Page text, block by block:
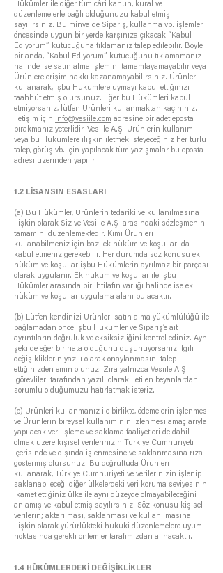
Hükümler ile diğer tüm câri kanun, kural ve
düzenlemelerle bağlı olduğunuzu kabul etmiş
sayılırsınız. Bu minvalde Sipariş, kullanma vb. işlemler
öncesinde uygun bir yerde karşınıza çıkacak “Kabul
Ediyorum” kutucuğuna tıklamanız talep edilebilir. Böyle
bir anda, “Kabul Ediyorum” kutucuğunu tıklamamanız
halinde ise satın alma işlemini tamamlayamayabilir veya
Ürünlere erişim hakkı kazanamayabilirsiniz. Ürünleri
kullanarak, işbu Hükümlere uymayı kabul ettiğinizi
taahhüt etmiş olursunuz. Eğer bu Hükümleri kabul
etmiyorsanız, lütfen Ürünleri kullanmaktan kaçınınız.
İletişim için info@vesiile.com adresine bir adet eposta
bırakmanız yeterlidir. Vesiile A.Ş Ürünlerin kullanımı
veya bu Hükümlere ilişkin iletmek isteyeceğiniz her türlü
talep, görüş vb. için yapılacak tüm yazışmalar bu eposta
adresi üzerinden yapılır.
1.2 LİSANSIN ESASLARI
(a) Bu Hükümler, Ürünlerin tedariki ve kullanılmasına
ilişkin olarak Siz ve Vesiile A.Ş arasındaki sözleşmenin
tamamını düzenlemektedir. Kimi Ürünleri
kullanabilmeniz için bazı ek hüküm ve koşulları da
kabul etmeniz gerekebilir. Her durumda söz konusu ek
hüküm ve koşullar işbu Hükümlerin ayrılmaz bir parçası
olarak uygulanır. Ek hüküm ve koşullar ile işbu
Hükümler arasında bir ihtilafın varlığı halinde ise ek
hüküm ve koşullar uygulama alanı bulacaktır.
(b) Lütfen kendinizi Ürünleri satın alma yükümlülüğü ile
bağlamadan önce işbu Hükümler ve Sipariş’e ait
ayrıntıların doğruluk ve eksiksizliğini kontrol ediniz. Aynı
şekilde eğer bir hata olduğunu düşünüyorsanız ilgili
değişikliklerin yazılı olarak onaylanmasını talep
ettiğinizden emin olunuz. Zira yalnızca Vesiile A.Ş
görevlileri tarafından yazılı olarak iletilen beyanlardan
sorumlu olduğumuzu hatırlatmak isteriz.
(c) Ürünleri kullanmanız ile birlikte, ödemelerin işlenmesi
ve Ürünlerin bireysel kullanımının izlenmesi amaçlarıyla
yapılacak veri işleme ve saklama faaliyetleri de dahil
olmak üzere kişisel verilerinizin Türkiye Cumhuriyeti
içerisinde ve dışında işlenmesine ve saklanmasına rıza
göstermiş olursunuz. Bu doğrultuda Ürünleri
kullanarak, Türkiye Cumhuriyeti ve verilerinizin işlenip
saklanabileceği diğer ülkelerdeki veri koruma seviyesinin
ikamet ettiğiniz ülke ile aynı düzeyde olmayabileceğini
anlamış ve kabul etmiş sayılırsınız. Söz konusu kişisel
verilerin; aktarılması, saklanması ve kullanılmasına
ilişkin olarak yürürlükteki hukuki düzenlemelere uyum
noktasında gerekli önlemler tarafımızdan alınacaktır.
1.4 HÜKÜMLERDEKİ DEĞİŞİKLİKLER